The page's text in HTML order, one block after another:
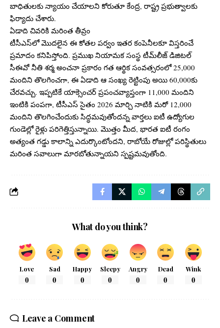
బాధితులకు న్యాయం చేయాలని కోరుతూ కేంద్ర, రాష్ట్ర ప్రభుత్వాలకు
ఫిర్యాదు చేశారు.
ఏడాది చివరికి మరింత తీవ్రం
టీసీఎస్‌లో మొదలైన ఈ కోతల పర్వం ఇతర కంపెనీలకూ విస్తరించే
ప్రమాదం కనిపిస్తోంది. ప్రముఖ నియామక సంస్థ టీమ్‌లీజ్ డిజిటల్
సీఈవో నీతి శర్మ అంచనా ప్రకారం గత ఆర్థిక సంవత్సరంలో 25,000
మందిని తొలగించగా, ఈ ఏడాది ఆ సంఖ్య రెట్టింపు అయి 60,000కు
చేరవచ్చు. ఇప్పటికే యాక్సెంచర్ ప్రపంచవ్యాప్తంగా 11,000 మందిని
ఇంటికి పంపగా, టీసీఎస్ సైతం 2026 మార్చి నాటికి మరో 12,000
మందిని తొలగించేందుకు సిద్ధమవుతోందన్న వార్తలు ఐటీ ఉద్యోగుల
గుండెల్లో రైళ్లు పరిగెత్తిస్తున్నాయి. మొత్తం మీద, భారత ఐటీ రంగం
అత్యంత గడ్డు కాలాన్ని ఎదుర్కొంటోందని, రాబోయే రోజుల్లో పరిస్థితులు
మరింత సవాలుగా మారబోతున్నాయని స్పష్టమవుతోంది.
What do you think?
Love
0
Sad
0
Happy
0
Sleepy
0
Angry
0
Dead
0
Wink
0
Leave a Comment